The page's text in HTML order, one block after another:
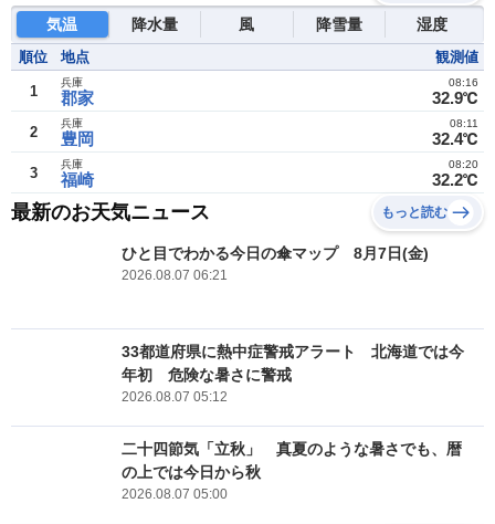
気温 降水量 風 降雪量 湿度
順位 地点 観測値
1 郡家
兵庫
32.9℃
08:16
2 豊岡
兵庫
32.4℃
08:11
3 福崎
兵庫
32.2℃
08:20
最新のお天気ニュース もっと読む
ひと目でわかる今日の傘マップ 8月7日(金)
2026.08.07 06:21
33都道府県に熱中症警戒アラート 北海道では今
年初 危険な暑さに警戒
2026.08.07 05:12
二十四節気「立秋」 真夏のような暑さでも、暦
の上では今日から秋
2026.08.07 05:00